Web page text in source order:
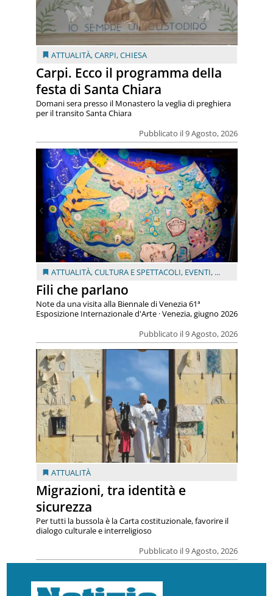
ATTUALITÀ,CARPI,CHIESA
Carpi. Ecco il programma della
festa di Santa Chiara
Pubblicato il 9 Agosto, 2026
Domani sera presso il Monastero la veglia di preghiera
per il transito Santa Chiara
ATTUALITÀ,CULTURA E SPETTACOLI, EVENTI, ...
Fili che parlano
Pubblicato il 9 Agosto, 2026
Note da una visita alla Biennale di Venezia 61ª
Esposizione Internazionale d'Arte · Venezia, giugno 2026
ATTUALITÀ
Migrazioni, tra identità e
sicurezza
Pubblicato il 9 Agosto, 2026
Per tutti la bussola è la Carta costituzionale, favorire il
dialogo culturale e interreligioso